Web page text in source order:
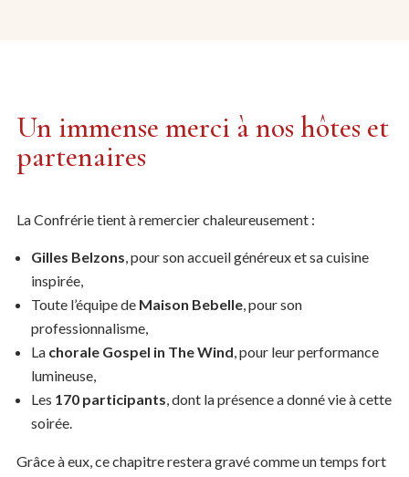
Un immense merci à nos hôtes et
partenaires
La Confrérie tient à remercier chaleureusement :
Gilles Belzons, pour son accueil généreux et sa cuisine
inspirée,
Toute l’équipe de Maison Bebelle, pour son
professionnalisme,
La chorale Gospel in The Wind, pour leur performance
lumineuse,
Les 170 participants, dont la présence a donné vie à cette
soirée.
Grâce à eux, ce chapitre restera gravé comme un temps fort
Président | Le Conseil européen des confréries